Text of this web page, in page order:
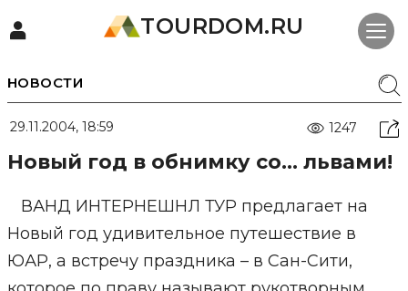
TOURDOM.RU
НОВОСТИ
29.11.2004, 18:59 1247
Новый год в обнимку со… львами!
ВАНД ИНТЕРНЕШНЛ ТУР предлагает на
Новый год удивительное путешествие в
ЮАР, а встречу праздника – в Сан-Сити,